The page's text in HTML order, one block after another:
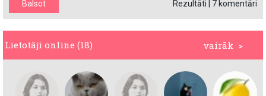
Rezultāti 7 komentāri
vairāk >
Lietotāji online (18)